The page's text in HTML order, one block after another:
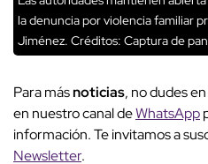
la denuncia por violencia familiar
Jiménez. Créditos: Captura de
Para másnoticias, no dudes
en nuestro canal deWhatsApp
información. Te invitamos a
Newsletter.